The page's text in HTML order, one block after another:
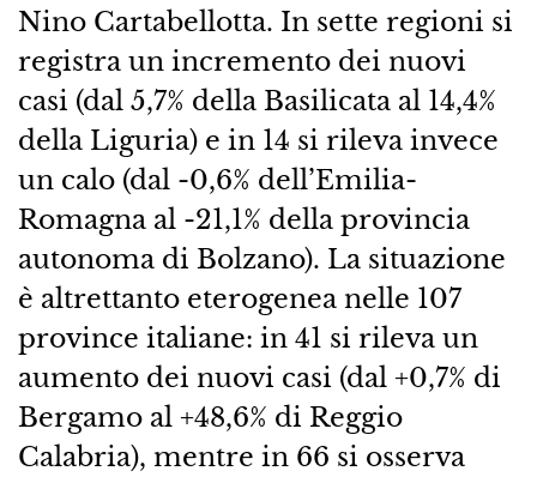
Nino Cartabellotta. In sette regioni si
registra un incremento dei nuovi
casi (dal 5,7% della Basilicata al 14,4%
della Liguria) e in 14 si rileva invece
un calo (dal -0,6% dell’Emilia-
Romagna al -21,1% della provincia
autonoma di Bolzano). La situazione
è altrettanto eterogenea nelle 107
province italiane: in 41 si rileva un
aumento dei nuovi casi (dal +0,7% di
Bergamo al +48,6% di Reggio
Calabria), mentre in 66 si osserva